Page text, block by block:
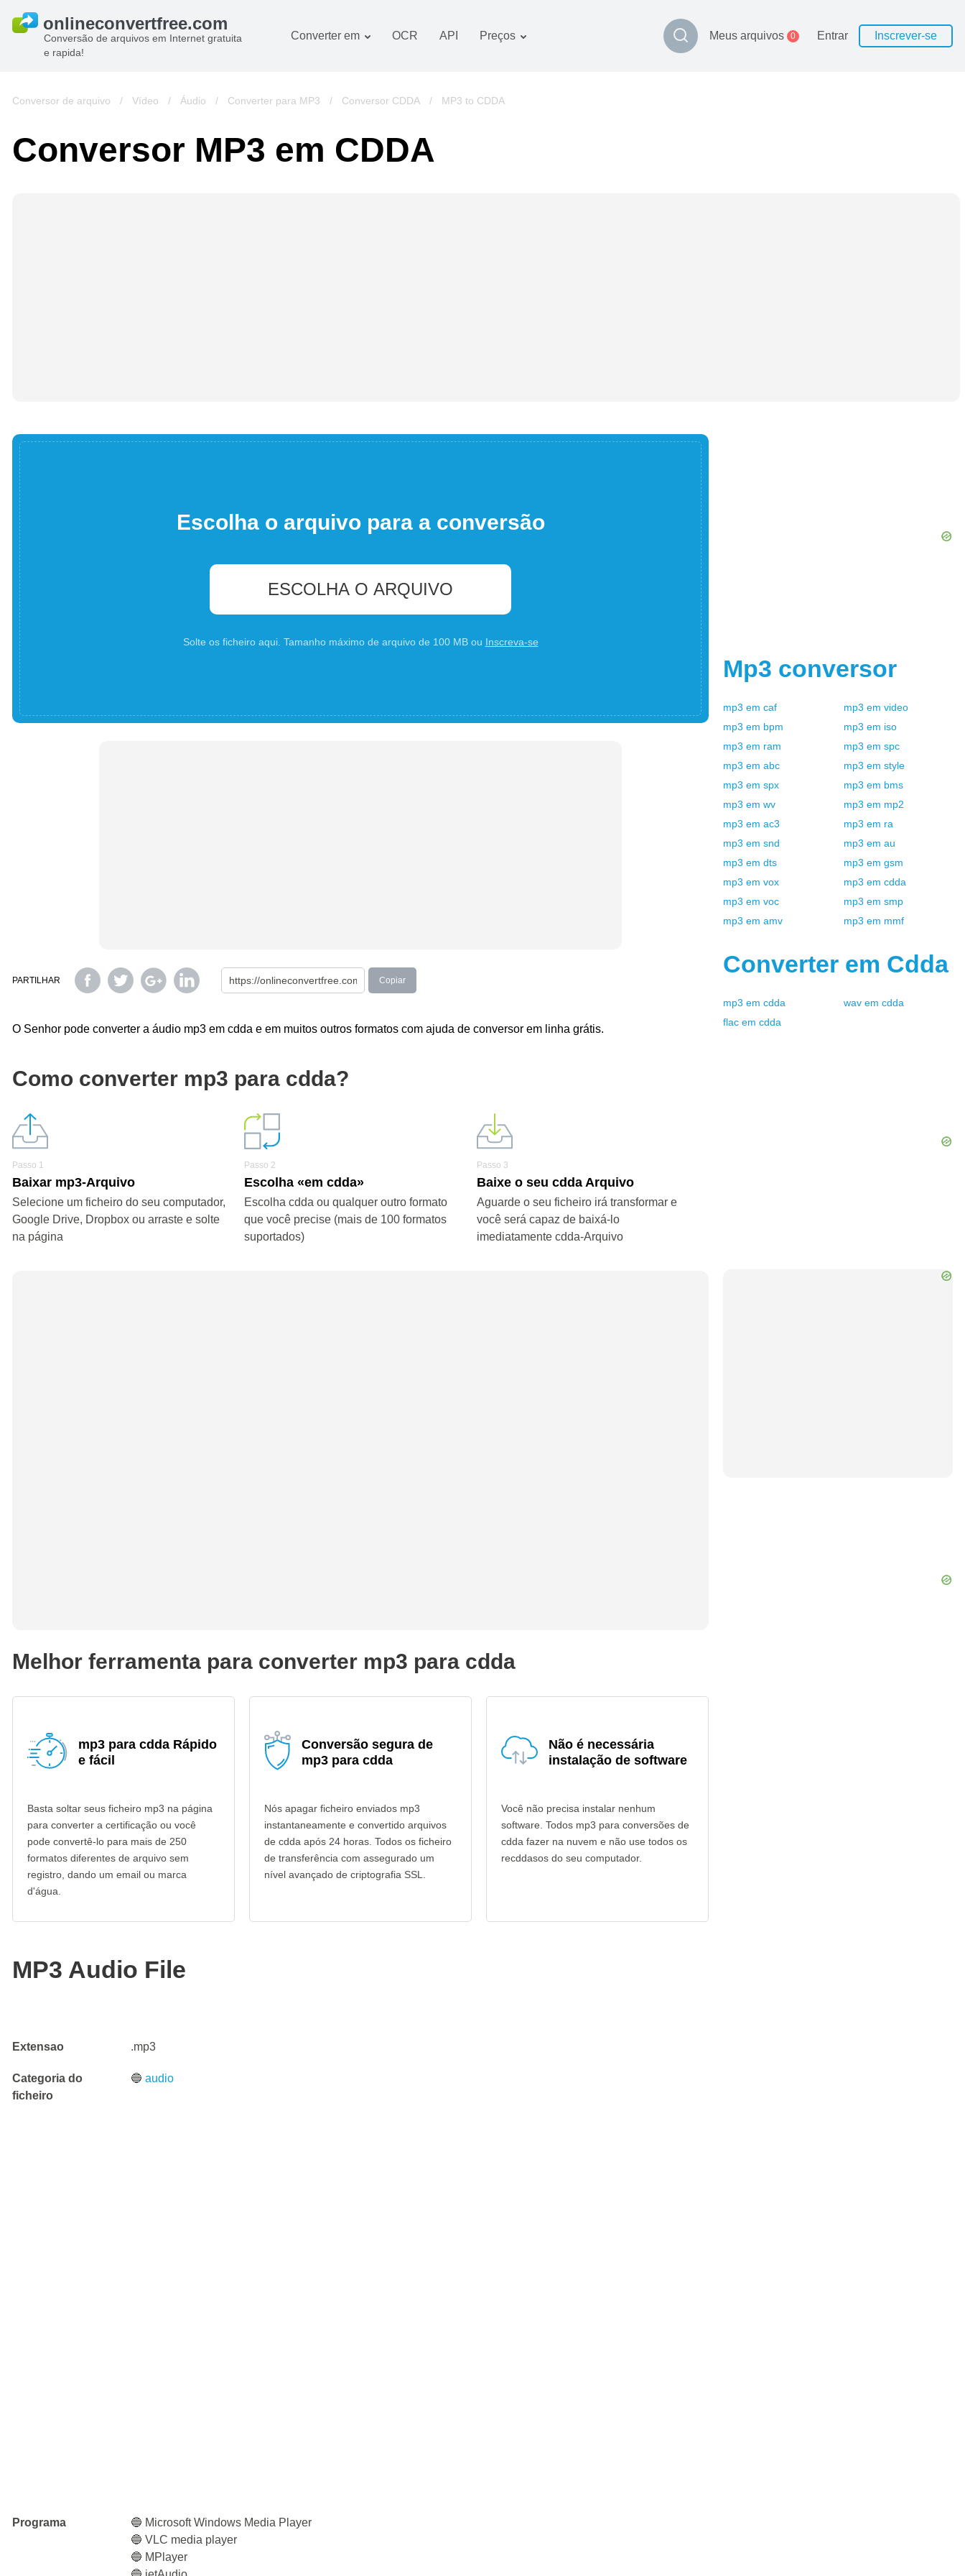
Conversão de arquivos em Internet gratuita
e rapida!
Converter em
Imagem conversor
Books conversor
OCR API Preços Meus arquivos 0 Entrar Inscrever-se
Conversor de arquivo / Vídeo / Áudio / Converter para MP3 / Conversor CDDA / MP3 to CDDA
Conversor MP3 em CDDA
Escolha o arquivo para a conversão
ESCOLHA O ARQUIVO
Solte os ficheiro aqui. Tamanho máximo de arquivo de 100 MB ou Inscreva-se
PARTILHAR Copiar
O Senhor pode converter a áudio mp3 em cdda e em muitos outros formatos com ajuda de conversor em linha grátis.
Como converter mp3 para cdda?
Passo 1
Baixar mp3-Arquivo
Selecione um ficheiro do seu computador,
Google Drive, Dropbox ou arraste e solte
na página
Passo 2
Escolha «em cdda»
Escolha cdda ou qualquer outro formato
que você precise (mais de 100 formatos
suportados)
Passo 3
Baixe o seu cdda Arquivo
Aguarde o seu ficheiro irá transformar e
você será capaz de baixá-lo
imediatamente cdda-Arquivo
Melhor ferramenta para converter mp3 para cdda
mp3 para cdda Rápido
e fácil
Basta soltar seus ficheiro mp3 na página
para converter a certificação ou você
pode convertê-lo para mais de 250
formatos diferentes de arquivo sem
registro, dando um email ou marca
d'água.
Conversão segura de
mp3 para cdda
Nós apagar ficheiro enviados mp3
instantaneamente e convertido arquivos
de cdda após 24 horas. Todos os ficheiro
de transferência com assegurado um
nível avançado de criptografia SSL.
Não é necessária
instalação de software
Você não precisa instalar nenhum
software. Todos mp3 para conversões de
cdda fazer na nuvem e não use todos os
recddasos do seu computador.
MP3 Audio File
Extensao .mp3
Categoria do
ficheiro
🔵audio
Programa
🔵 Microsoft Windows Media Player
🔵 VLC media player
🔵 MPlayer
Mp3 conversor
mp3 em caf mp3 em video
mp3 em bpm mp3 em iso
mp3 em ram mp3 em spc
mp3 em abc mp3 em style
mp3 em spx mp3 em bms
mp3 em wv mp3 em mp2
mp3 em ac3 mp3 em ra
mp3 em snd mp3 em au
mp3 em dts mp3 em gsm
mp3 em vox mp3 em cdda
mp3 em voc mp3 em smp
mp3 em amv mp3 em mmf
Converter em Cdda
mp3 em cdda wav em cdda
flac em cdda